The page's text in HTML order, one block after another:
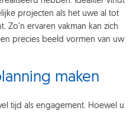
projecten als het uwe al tot
ervaren vakman kan zich
precies beeld vormen van uw
maken
tijd als engagement. Hoewel u